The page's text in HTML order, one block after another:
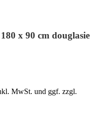
x 90 cm douglasie
MwSt. und ggf. zzgl.